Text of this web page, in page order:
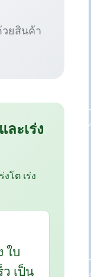
วยสินค้า
ะเร่ง
โต เร่ง
ใบ
เป็น